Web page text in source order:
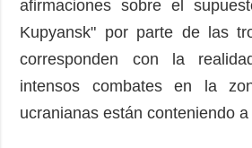
afirmaciones sobre el
Kupyansk" por parte de las
corresponden con la
intensos combates en la
ucranianas están conteniendo